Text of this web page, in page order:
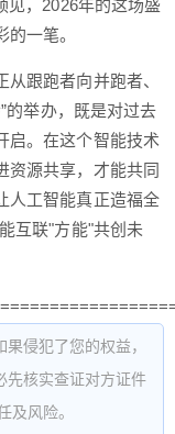
见，2026年的这场盛
一笔。
跟跑者向并跑者、
的举办，既是对过去
启。在这个智能技术
资源共享，才能共同
人工智能真正造福全
互联"方能"共创未
侵犯了您的权益，
先核实查证对方证件
及风险。